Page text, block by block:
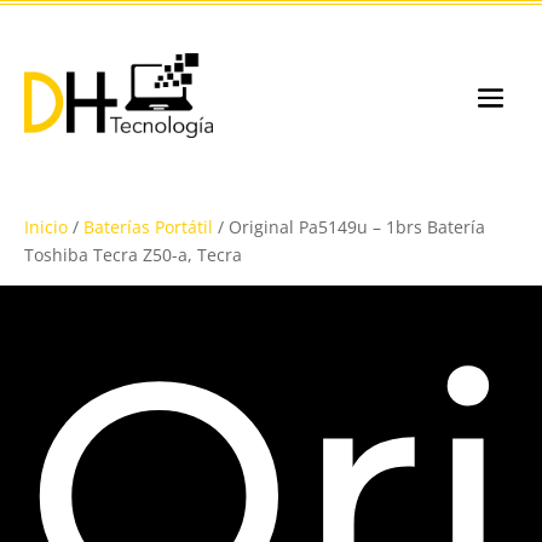
Inicio / Baterías Portátil / Original Pa5149u – 1brs Batería
Toshiba Tecra Z50-a, Tecra